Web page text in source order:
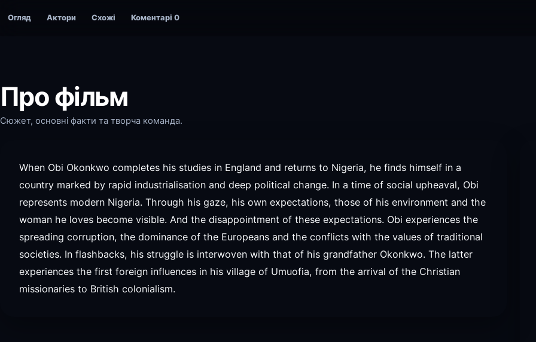
Огляд Актори Схожі Коментарі 0
Про фільм
Сюжет, основні факти та творча команда.
When Obi Okonkwo completes his studies in England and returns to Nigeria, he finds himself in a
country marked by rapid industrialisation and deep political change. In a time of social upheaval, Obi
represents modern Nigeria. Through his gaze, his own expectations, those of his environment and the
woman he loves become visible. And the disappointment of these expectations. Obi experiences the
spreading corruption, the dominance of the Europeans and the conflicts with the values of traditional
societies. In flashbacks, his struggle is interwoven with that of his grandfather Okonkwo. The latter
experiences the first foreign influences in his village of Umuofia, from the arrival of the Christian
missionaries to British colonialism.